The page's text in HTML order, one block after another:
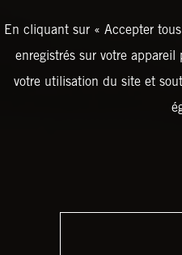
En cliquant sur « Accepter
enregistrés sur votre
votre utilisation du site et